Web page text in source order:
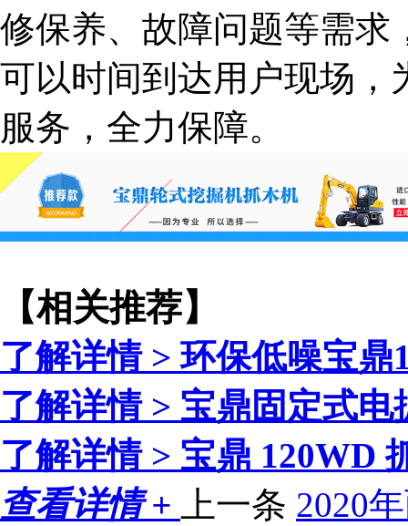
修保养、故障问题等需求
可以时间到达用户现场，
服务，全力保障。
【相关推荐】
了解详情 >环保低噪宝鼎
了解详情 > 宝鼎固定式电
了解详情 > 宝鼎 120WD
查看详情 +
上一条 2020